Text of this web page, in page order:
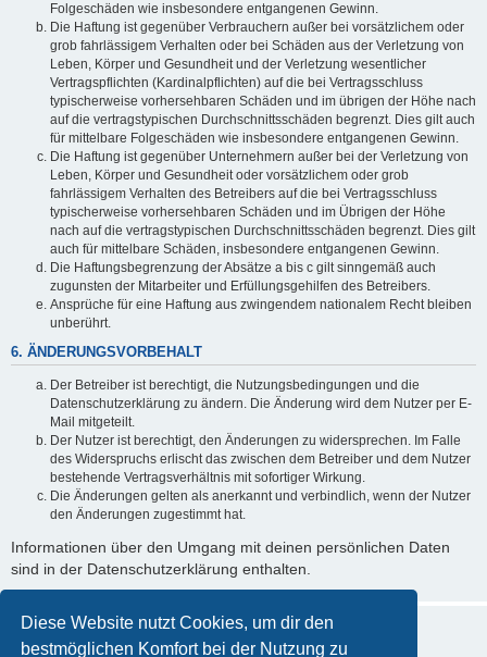
Diese Website nutzt Cookies, um dir den
bestmöglichen Komfort bei der Nutzung zu
Folgeschäden wie insbesondere entgangenen Gewinn.
Die Haftung ist gegenüber Verbrauchern außer bei vorsätzlichem oder
grob fahrlässigem Verhalten oder bei Schäden aus der Verletzung von
Leben, Körper und Gesundheit und der Verletzung wesentlicher
Vertragspflichten (Kardinalpflichten) auf die bei Vertragsschluss
typischerweise vorhersehbaren Schäden und im übrigen der Höhe nach
auf die vertragstypischen Durchschnittsschäden begrenzt. Dies gilt auch
für mittelbare Folgeschäden wie insbesondere entgangenen Gewinn.
Die Haftung ist gegenüber Unternehmern außer bei der Verletzung von
Leben, Körper und Gesundheit oder vorsätzlichem oder grob
fahrlässigem Verhalten des Betreibers auf die bei Vertragsschluss
typischerweise vorhersehbaren Schäden und im Übrigen der Höhe
nach auf die vertragstypischen Durchschnittsschäden begrenzt. Dies gilt
auch für mittelbare Schäden, insbesondere entgangenen Gewinn.
Die Haftungsbegrenzung der Absätze a bis c gilt sinngemäß auch
zugunsten der Mitarbeiter und Erfüllungsgehilfen des Betreibers.
Ansprüche für eine Haftung aus zwingendem nationalem Recht bleiben
unberührt.
6. ÄNDERUNGSVORBEHALT
Der Betreiber ist berechtigt, die Nutzungsbedingungen und die
Datenschutzerklärung zu ändern. Die Änderung wird dem Nutzer per E-
Mail mitgeteilt.
Der Nutzer ist berechtigt, den Änderungen zu widersprechen. Im Falle
des Widerspruchs erlischt das zwischen dem Betreiber und dem Nutzer
bestehende Vertragsverhältnis mit sofortiger Wirkung.
Die Änderungen gelten als anerkannt und verbindlich, wenn der Nutzer
den Änderungen zugestimmt hat.
Informationen über den Umgang mit deinen persönlichen Daten
sind in der Datenschutzerklärung enthalten.